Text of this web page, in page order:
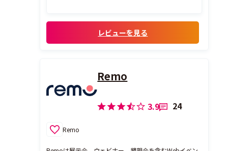
的シンプルで、ウェビナー運営に慣れていな
いメンバーでも準備や配信を進めやすいと
レビューを見る
Remo
3.9 24
Remo